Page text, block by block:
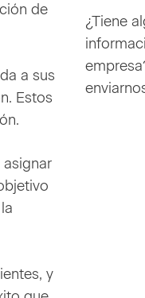
de
a sus
Estos
y
¿Tiene